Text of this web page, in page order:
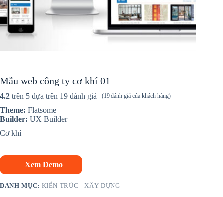
Mẫu web công ty cơ khí 01
4.2 trên 5 dựa trên 19 đánh giá (19 đánh giá của khách hàng)
Theme: Flatsome
Builder: UX Builder
Cơ khí
Xem Demo
DANH MỤC: KIẾN TRÚC - XÂY DỰNG